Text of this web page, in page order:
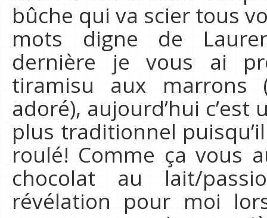
bûche qui va scier tous
mots digne de
dernière je vous ai
tiramisu aux marrons
adoré), aujourd’hui
plus traditionnel
roulé! Comme ça vous
chocolat au lait/
révélation pour moi